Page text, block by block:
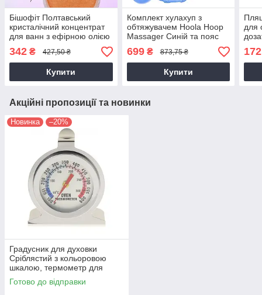
Бішофіт Полтавський
кристалічний концентрат
для ванн з ефірною олією
апельсина та іланг-іланг
1000 мл
342 ₴ 427,50 ₴
Купити
Комплект хулахуп з
обтяжувачем Hoola Hoop
Massager Синій та пояс
Вулкан Extra Long
699₴ 873,75 ₴
Купити
для
172
Акційні пропозиції та новинки
Новинка –20%
Градусник для духовки
Сріблястий з кольоровою
шкалою, термометр для
духовки газової плити
Готово до відправки